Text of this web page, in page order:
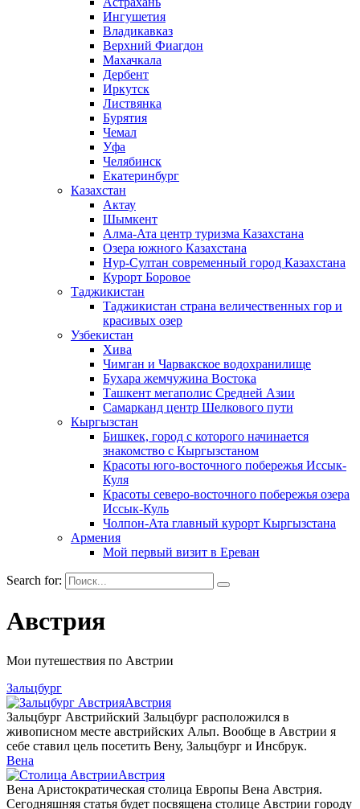
Ингушетия
Владикавказ
Верхний Фиагдон
Махачкала
Дербент
Иркутск
Листвянка
Бурятия
Чемал
Уфа
Челябинск
Екатеринбург
Казахстан
Актау
Шымкент
Алма-Ата центр туризма Казахстана
Озера южного Казахстана
Нур-Султан современный город Казахстана
Курорт Боровое
Таджикистан
Таджикистан страна величественных гор и
красивых озер
Узбекистан
Хива
Чимган и Чарвакское водохранилище
Бухара жемчужина Востока
Ташкент мегаполис Средней Азии
Самарканд центр Шелкового пути
Кыргызстан
Бишкек, город с которого начинается
знакомство с Кыргызстаном
Красоты юго-восточного побережья Иссык-
Куля
Красоты северо-восточного побережья озера
Иссык-Куль
Чолпон-Ата главный курорт Кыргызстана
Армения
Мой первый визит в Ереван
Search for:
Австрия
Мои путешествия по Австрии
Зальцбург
Австрия
Зальцбург Австрийский Зальцбург расположился в
живописном месте австрийских Альп. Вообще в Австрии я
себе ставил цель посетить Вену, Зальцбург и Инсбрук.
Вена
Австрия
Вена Аристократическая столица Европы Вена Австрия.
Сегодняшняя статья будет посвящена столице Австрии городу